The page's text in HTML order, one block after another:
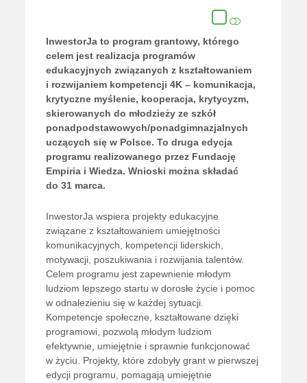
InwestorJa to program grantowy, którego
celem jest realizacja programów
edukacyjnych związanych z kształtowaniem
i rozwijaniem kompetencji 4K – komunikacja,
krytyczne myślenie, kooperacja, krytycyzm,
skierowanych do młodzieży ze szkół
ponadpodstawowych/ponadgimnazjalnych
uczących się w Polsce. To druga edycja
programu realizowanego przez Fundację
Empiria i Wiedza. Wnioski można składać
do 31 marca.
InwestorJa wspiera projekty edukacyjne
związane z kształtowaniem umiejętności
komunikacyjnych, kompetencji liderskich,
motywacji, poszukiwania i rozwijania talentów.
Celem programu jest zapewnienie młodym
ludziom lepszego startu w dorosłe życie i pomoc
w odnalezieniu się w każdej sytuacji.
Kompetencje społeczne, kształtowane dzięki
programowi, pozwolą młodym ludziom
efektywnie, umiejętnie i sprawnie funkcjonować
w życiu. Projekty, które zdobyły grant w pierwszej
edycji programu, pomagają umiejętnie